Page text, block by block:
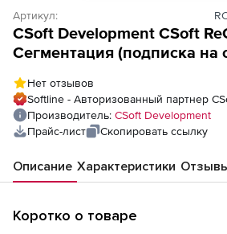
Артикул:
CSoft Development CSoft
Сегментация (подписка на
Нет отзывов
Softline - Авторизованный партнер
Производитель: CSoft Development
Прайс-лист
Скопировать ссылку
Описание Характеристики
Коротко о товаре